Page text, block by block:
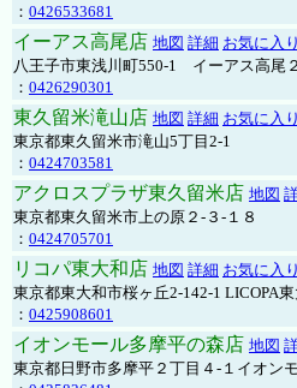
： 0426533681
イーアス高尾店 地図 詳細 お気に入
八王子市東浅川町550-1 イーアス高尾
： 0426290301
東久留米滝山店 地図 詳細 お気に入
東京都東久留米市滝山5丁目2-1
： 0424703581
アクロスプラザ東久留米店 地図
東京都東久留米市上の原２-３-１８
： 0424705701
リコパ東大和店 地図 詳細 お気に入
東京都東大和市桜ヶ丘2-142-1 LICOPA
： 0425908601
イオンモール多摩平の森店 地図
東京都日野市多摩平２丁目４-１イオン